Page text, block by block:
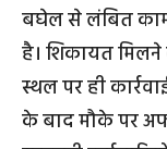
बघेल से लंबित
है। शिकायत मिलने
स्थल पर ही
के बाद मौके पर